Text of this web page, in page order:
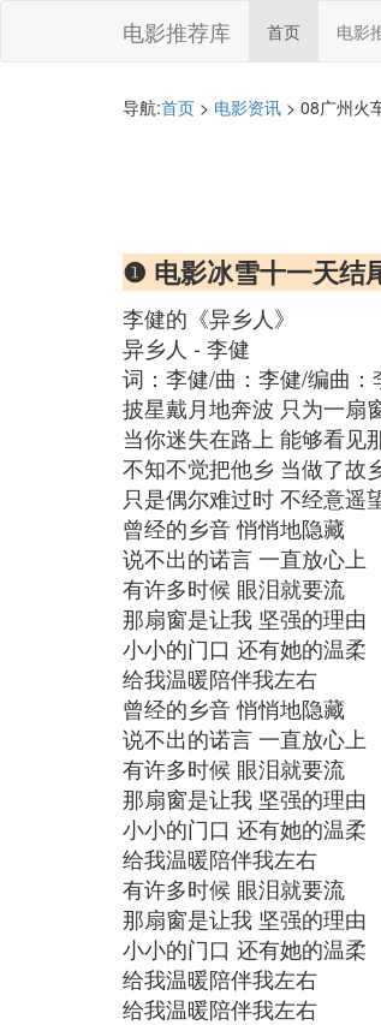
电影推荐库 首页 电影
导航:首页 > 电影资讯 > 08广州火
❶ 电影冰雪十一天结
李健的《异乡人》
异乡人 - 李健
词：李健/曲：李健/编曲：
披星戴月地奔波 只为一扇
当你迷失在路上 能够看见
不知不觉把他乡 当做了故
只是偶尔难过时 不经意遥
曾经的乡音 悄悄地隐藏
说不出的诺言 一直放心上
有许多时候 眼泪就要流
那扇窗是让我 坚强的理由
小小的门口 还有她的温柔
给我温暖陪伴我左右
曾经的乡音 悄悄地隐藏
说不出的诺言 一直放心上
有许多时候 眼泪就要流
那扇窗是让我 坚强的理由
小小的门口 还有她的温柔
给我温暖陪伴我左右
有许多时候 眼泪就要流
那扇窗是让我 坚强的理由
小小的门口 还有她的温柔
给我温暖陪伴我左右
给我温暖陪伴我左右